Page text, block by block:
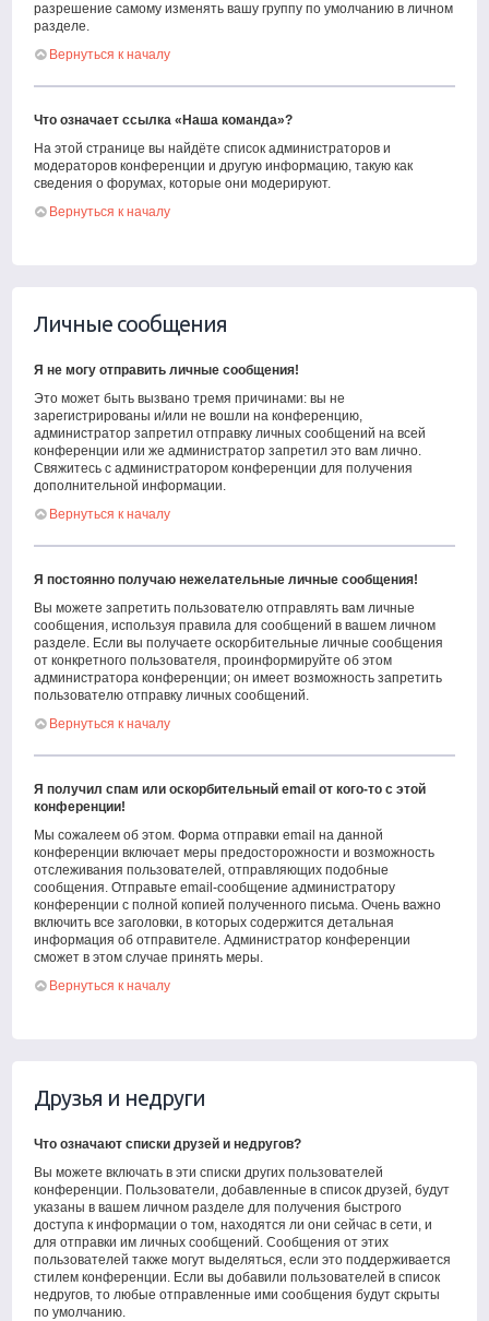
разрешение самому изменять вашу группу по умолчанию в личном
разделе.
Вернуться к началу
Что означает ссылка «Наша команда»?
На этой странице вы найдёте список администраторов и
модераторов конференции и другую информацию, такую как
сведения о форумах, которые они модерируют.
Вернуться к началу
Личные сообщения
Я не могу отправить личные сообщения!
Это может быть вызвано тремя причинами: вы не
зарегистрированы и/или не вошли на конференцию,
администратор запретил отправку личных сообщений на всей
конференции или же администратор запретил это вам лично.
Свяжитесь с администратором конференции для получения
дополнительной информации.
Вернуться к началу
Я постоянно получаю нежелательные личные сообщения!
Вы можете запретить пользователю отправлять вам личные
сообщения, используя правила для сообщений в вашем личном
разделе. Если вы получаете оскорбительные личные сообщения
от конкретного пользователя, проинформируйте об этом
администратора конференции; он имеет возможность запретить
пользователю отправку личных сообщений.
Вернуться к началу
Я получил спам или оскорбительный email от кого-то с этой
конференции!
Мы сожалеем об этом. Форма отправки email на данной
конференции включает меры предосторожности и возможность
отслеживания пользователей, отправляющих подобные
сообщения. Отправьте email-сообщение администратору
конференции с полной копией полученного письма. Очень важно
включить все заголовки, в которых содержится детальная
информация об отправителе. Администратор конференции
сможет в этом случае принять меры.
Вернуться к началу
Друзья и недруги
Что означают списки друзей и недругов?
Вы можете включать в эти списки других пользователей
конференции. Пользователи, добавленные в список друзей, будут
указаны в вашем личном разделе для получения быстрого
доступа к информации о том, находятся ли они сейчас в сети, и
для отправки им личных сообщений. Сообщения от этих
пользователей также могут выделяться, если это поддерживается
стилем конференции. Если вы добавили пользователей в список
недругов, то любые отправленные ими сообщения будут скрыты
по умолчанию.